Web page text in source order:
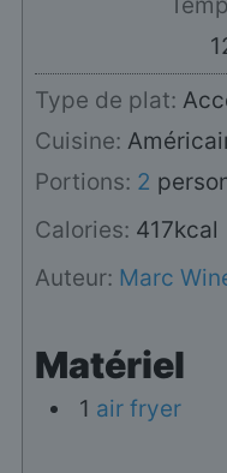
Type de plat:
Cuisine:
Portions: 2
Calories: 417kcal
Auteur: Marc
Matériel
1 air fryer